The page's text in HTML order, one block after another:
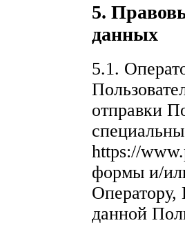
5.
данных
5.1.
отправки
https://
формы и/
Оператору,
данной